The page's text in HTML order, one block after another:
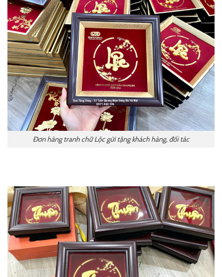
Đơn hàng tranh chữ Lộc gửi tặng khách hàng, đối tác